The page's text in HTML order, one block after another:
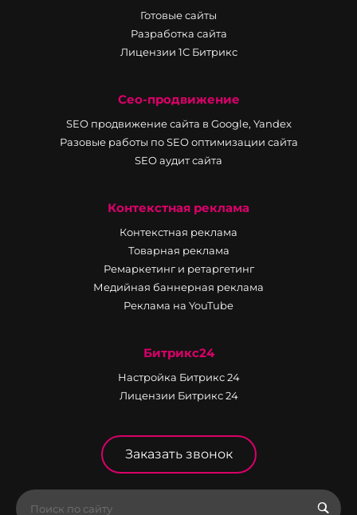
Готовые сайты
Разработка сайта
Лицензии 1С Битрикс
Сео-продвижение
SEO продвижение сайта в Google, Yandex
Разовые работы по SEO оптимизации сайта
SEO аудит сайта
Контекстная реклама
Контекстная реклама
Товарная реклама
Ремаркетинг и ретаргетинг
Медийная баннерная реклама
Реклама на YouTube
Битрикс24
Настройка Битрикс 24
Лицензии Битрикс 24
Заказать звонок